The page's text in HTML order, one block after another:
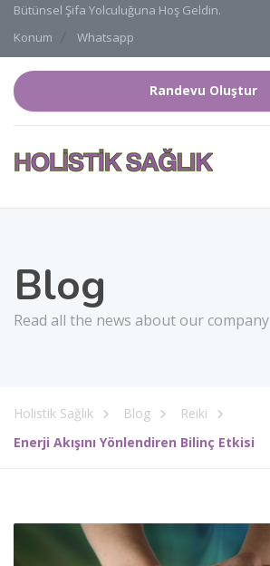
Bütünsel Şifa Yolculuğuna Hoş Geldin.
Konum
Whatsapp
Randevu Oluştur
Blog
Read all the news about our company
Holistik Sağlık Blog
Reiki
Enerji Akışını Yönlendiren Bilinç Etkisi